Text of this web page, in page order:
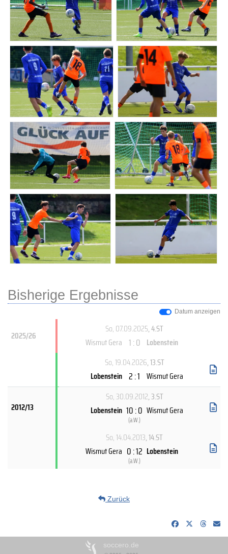
Bisherige Ergebnisse
Datum anzeigen
2025/26
So, 07.09.2025, 4.ST
Wismut Gera 1 : 0 Lobenstein
So, 19.04.2026, 13.ST
Lobenstein 2 : 1 Wismut Gera
2012/13
So, 30.09.2012, 3.ST
Lobenstein 10 : 0
(a.W.)
Wismut Gera
So, 14.04.2013, 14.ST
Wismut Gera 0 : 12
(a.W.)
Lobenstein
Zurück
soccero.de